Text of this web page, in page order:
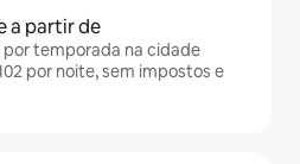
a partir de
por temporada na cidade
por noite, sem impostos e